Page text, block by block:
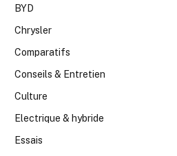
BYD
Chrysler
Comparatifs
Conseils & Entretien
Culture
Electrique & hybride
Essais